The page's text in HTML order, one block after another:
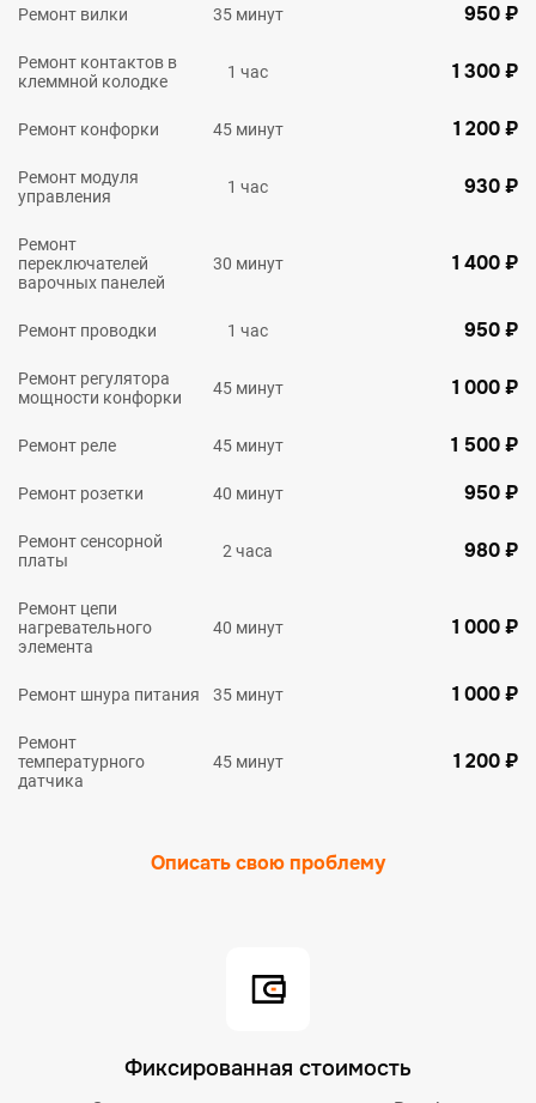
Ремонт вилки 35 минут 950 ₽
Ремонт контактов в
клеммной колодке
1 час 1 300 ₽
Ремонт конфорки 45 минут 1 200 ₽
Ремонт модуля
управления
1 час 930 ₽
Ремонт
переключателей
варочных панелей
30 минут 1 400 ₽
Ремонт проводки 1 час 950 ₽
Ремонт регулятора
мощности конфорки
45 минут 1 000 ₽
Ремонт реле 45 минут 1 500 ₽
Ремонт розетки 40 минут 950 ₽
Ремонт сенсорной
платы
2 часа 980 ₽
Ремонт цепи
нагревательного
элемента
40 минут 1 000 ₽
Ремонт шнура питания 35 минут 1 000 ₽
Ремонт
температурного
датчика
45 минут 1 200 ₽
Описать свою проблему
Фиксированная стоимость